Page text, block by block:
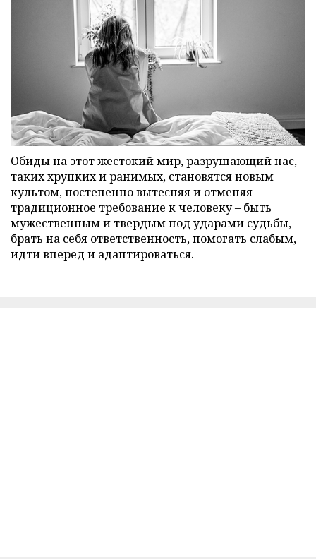
Обиды на этот жестокий мир, разрушающий нас,
таких хрупких и ранимых, становятся новым
культом, постепенно вытесняя и отменяя
традиционное требование к человеку – быть
мужественным и твердым под ударами судьбы,
брать на себя ответственность, помогать слабым,
идти вперед и адаптироваться.